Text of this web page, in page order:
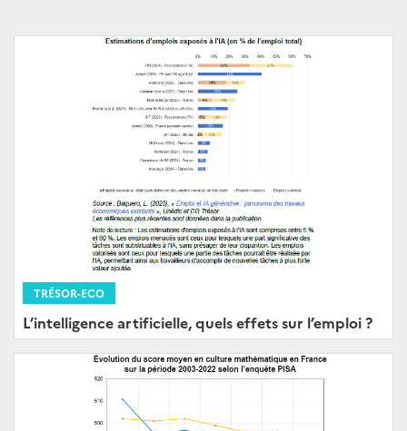
TRÉSOR-ECO
L’intelligence artificielle, quels effets sur l’emploi ?